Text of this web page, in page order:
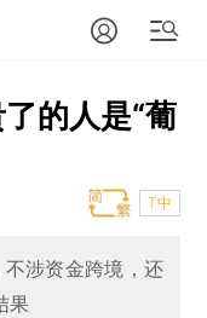
的人是“葡
T中
涉资金跨境，还
果